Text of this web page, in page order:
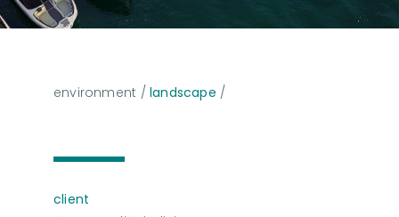
environment / landscape /
client